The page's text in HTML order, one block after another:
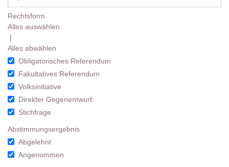
Rechtsform
Alles auswählen
|
Alles abwählen
Obligatorisches Referendum
Fakultatives Referendum
Volksinitiative
Direkter Gegenentwurf
Stichfrage
Abstimmungsergebnis
Abgelehnt
Angenommen